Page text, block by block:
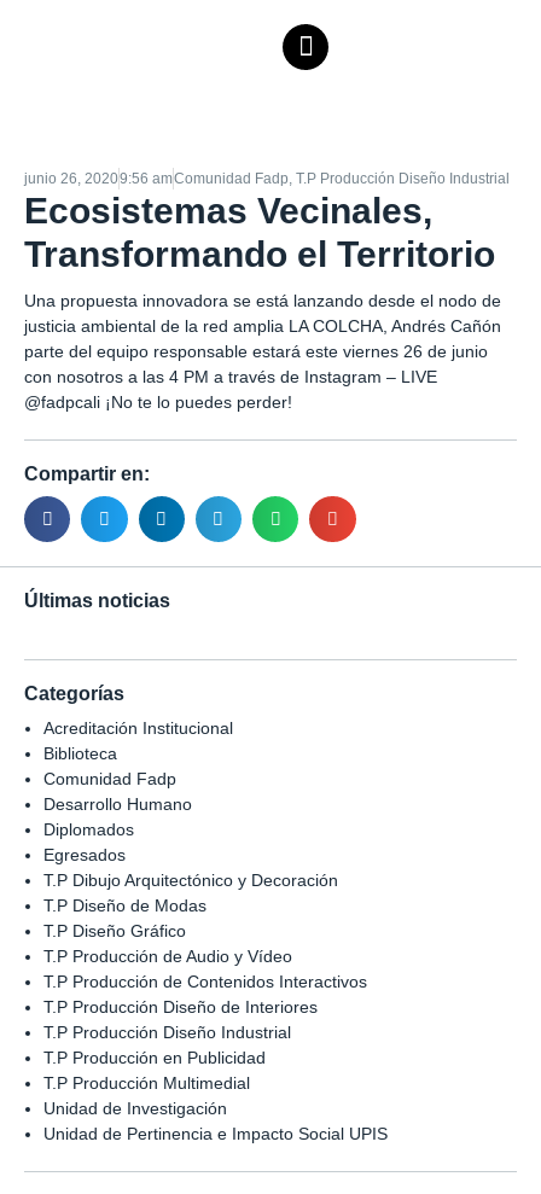
junio 26, 20209:56 amComunidad Fadp, T.P Producción Diseño Industrial
Ecosistemas Vecinales,
Transformando el Territorio
Una propuesta innovadora se está lanzando desde el nodo de
justicia ambiental de la red amplia LA COLCHA, Andrés Cañón
parte del equipo responsable estará este viernes 26 de junio
con nosotros a las 4 PM a través de Instagram – LIVE
@fadpcali ¡No te lo puedes perder!
Compartir en:
Últimas noticias
Categorías
Acreditación Institucional
Biblioteca
Comunidad Fadp
Desarrollo Humano
Diplomados
Egresados
T.P Dibujo Arquitectónico y Decoración
T.P Diseño de Modas
T.P Diseño Gráfico
T.P Producción de Audio y Vídeo
T.P Producción de Contenidos Interactivos
T.P Producción Diseño de Interiores
T.P Producción Diseño Industrial
T.P Producción en Publicidad
T.P Producción Multimedial
Unidad de Investigación
Unidad de Pertinencia e Impacto Social UPIS